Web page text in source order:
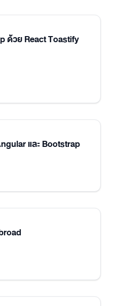
ด้วย React Toastify
และ Bootstrap